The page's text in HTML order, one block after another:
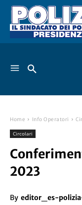
Home Info Operatori
Circolari
2023
By editor_es-